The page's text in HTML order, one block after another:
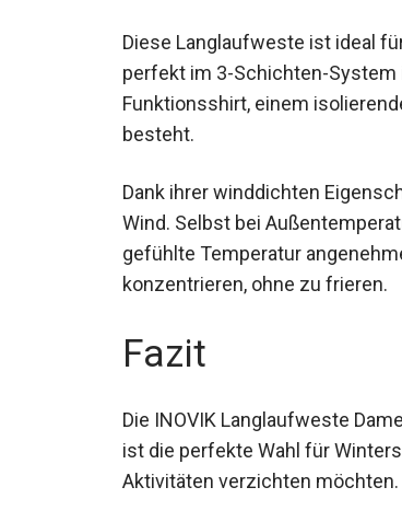
Diese Langlaufweste ist ideal
perfekt im 3-Schichten-
Funktionsshirt, einem
Überbekleidung besteht.
Dank ihrer winddichten
Wind. Selbst bei
gefühlte Temperatur
konzentrieren, ohne zu frieren.
Fazit
Die INOVIK Langlaufweste
ist die perfekte Wahl für
Aktivitäten verzichten möchten.